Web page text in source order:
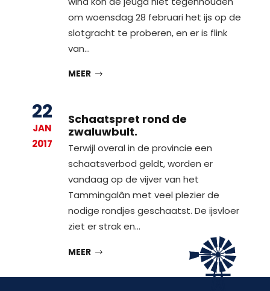
om woensdag 28 februari het ijs op de
slotgracht te proberen, en er is flink
van…
MEER
22
JAN
2017
Schaatspret rond de
zwaluwbult.
Terwijl overal in de provincie een
schaatsverbod geldt, worden er
vandaag op de vijver van het
Tammingalân met veel plezier de
nodige rondjes geschaatst. De ijsvloer
ziet er strak en…
MEER